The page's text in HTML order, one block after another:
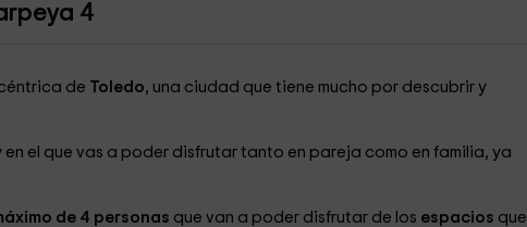
4
de Toledo, una ciudad que tiene mucho por descubrir y
en el que vas a poder disfrutar tanto en pareja como en familia, ya
de 4 personas que van a poder disfrutar de los espacios que